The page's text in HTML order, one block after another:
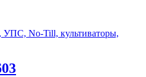
УПС, No-Till, культиваторы,